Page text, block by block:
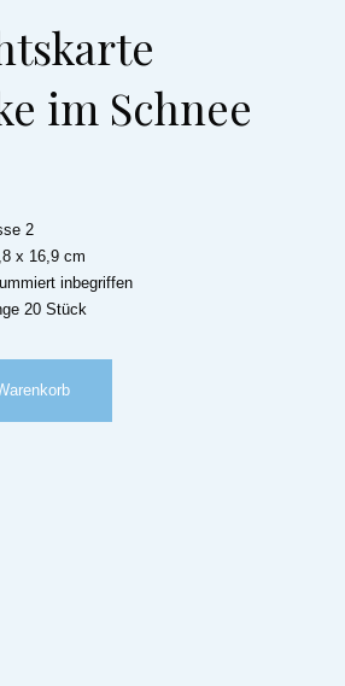
im Schnee
2
x 16,9 cm
inbegriffen
20 Stück